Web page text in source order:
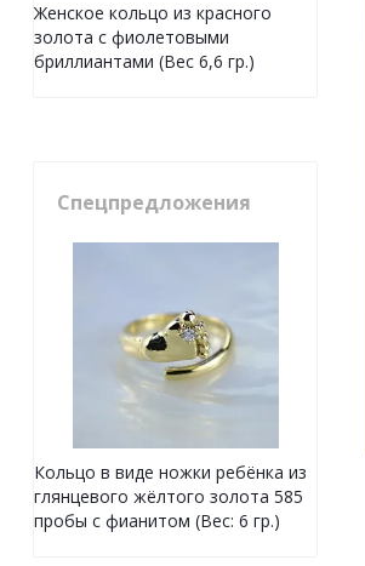
Женское кольцо из красного
золота с фиолетовыми
бриллиантами (Вес 6,6 гр.)
Спецпредложения
Кольцо в виде ножки ребёнка из
глянцевого жёлтого золота 585
пробы с фианитом (Вес: 6 гр.)